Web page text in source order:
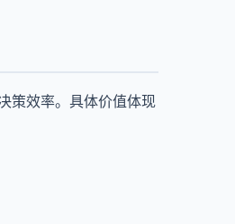
策效率。具体价值体现